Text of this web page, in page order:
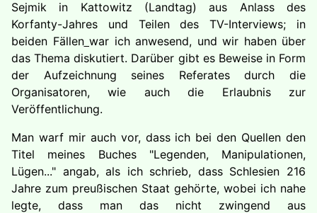
Sejmik in Kattowitz (Landtag) aus Anlass des
Korfanty-Jahres und Teilen des TV-Interviews; in
beiden Fällen war ich anwesend, und wir haben über
das Thema diskutiert. Darüber gibt es Beweise in Form
der Aufzeichnung seines Referates durch die
Organisatoren, wie auch die Erlaubnis zur
Veröffentlichung.
Man warf mir auch vor, dass ich bei den Quellen den
Titel meines Buches "Legenden, Manipulationen,
Lügen..." angab, als ich schrieb, dass Schlesien 216
Jahre zum preußischen Staat gehörte, wobei ich nahe
legte, dass man das nicht zwingend aus